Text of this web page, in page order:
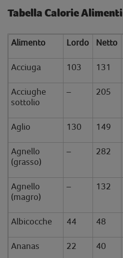
Tabella Calorie Alimenti
Alimento Lordo Netto
Acciuga 103 131
Acciughe
sottolio
– 205
Aglio 130 149
Agnello
(grasso)
– 282
Agnello
(magro)
– 132
Albicocche 44 48
Ananas 22 40